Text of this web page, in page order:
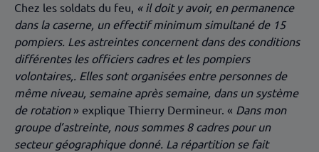
Chez les soldats du feu, « il doit y avoir, en permanence
dans la caserne, un effectif minimum simultané de 15
pompiers. Les astreintes concernent dans des conditions
différentes les officiers cadres et les pompiers
volontaires,. Elles sont organisées entre personnes de
même niveau, semaine après semaine, dans un système
de rotation» explique Thierry Dermineur. « Dans mon
groupe d’astreinte, nous sommes 8 cadres pour un
secteur géographique donné. La répartition se fait